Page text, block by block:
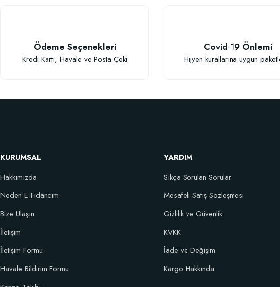
İçin Özel Karışım Çiçek Soğanı Dikim Gübresi (50 Soğan İçin)
Ödeme Seçenekleri
Kredi Kartı, Havale ve Posta Çeki
Covid-19 Önlemi
Hijyen kurallarına uygun
KURUMSAL
Hakkımızda
Neden E-Fidancım
Bize Ulaşın
İletişim
İletişim Formu
Havale Bildirim Formu
YARDIM
Sıkça Sorulan Sorular
Mesafeli Satış Sözleşmesi
Gizlilik ve Güvenlik
KVKK
İade ve Değişim
Kargo Hakkında